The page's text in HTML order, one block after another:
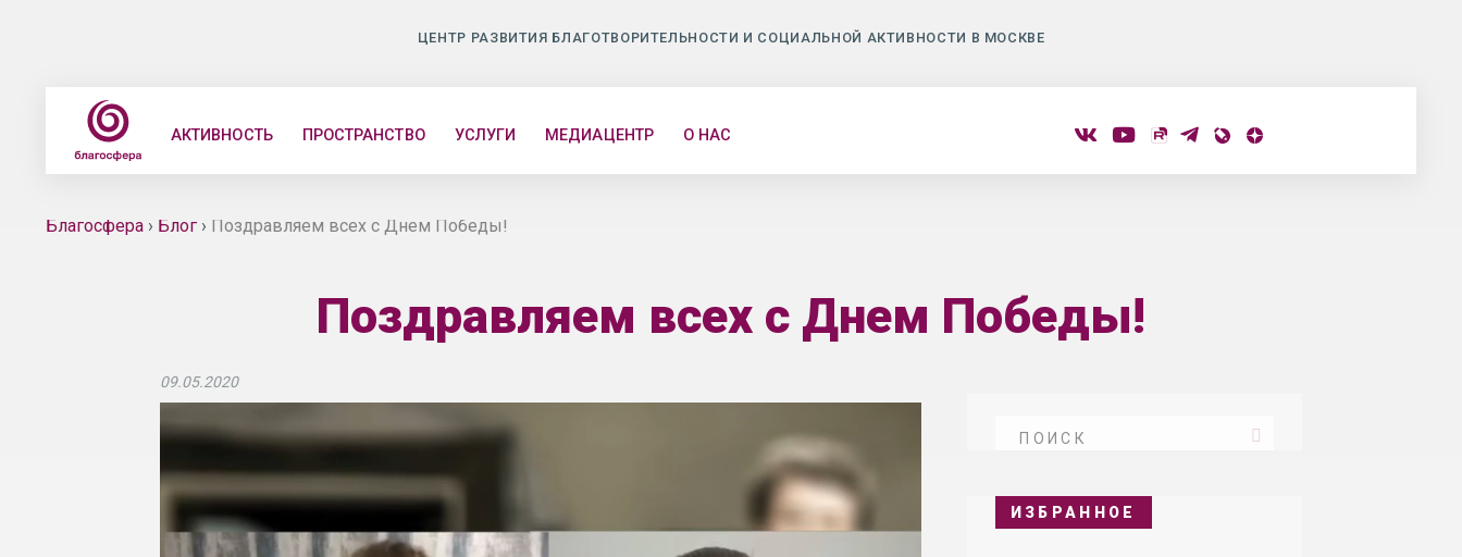
ЦЕНТР РАЗВИТИЯ БЛАГОТВОРИТЕЛЬНОСТИ И СОЦИАЛЬНОЙ АКТИВНОСТИ В МОСКВЕ
АКТИВНОСТЬ ПРОСТРАНСТВО УСЛУГИ МЕДИАЦЕНТР О НАС
Благосфера› Блог› Поздравляем всех с Днем Победы!
Поздравляем всех с Днем Победы!
09.05.2020
ИЗБРАННОЕ